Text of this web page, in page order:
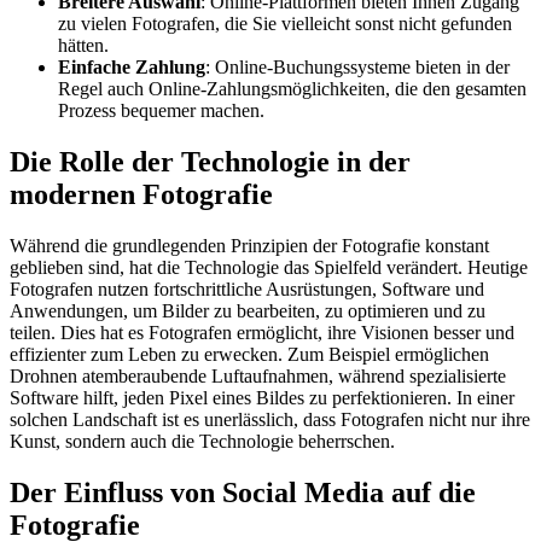
zu vielen Fotografen, die Sie vielleicht sonst nicht gefunden
hätten.
Einfache Zahlung: Online-Buchungssysteme bieten in der
Regel auch Online-Zahlungsmöglichkeiten, die den gesamten
Prozess bequemer machen.
Die Rolle der Technologie in der
modernen Fotografie
Während die grundlegenden Prinzipien der Fotografie konstant
geblieben sind, hat die Technologie das Spielfeld verändert. Heutige
Fotografen nutzen fortschrittliche Ausrüstungen, Software und
Anwendungen, um Bilder zu bearbeiten, zu optimieren und zu
teilen. Dies hat es Fotografen ermöglicht, ihre Visionen besser und
effizienter zum Leben zu erwecken. Zum Beispiel ermöglichen
Drohnen atemberaubende Luftaufnahmen, während spezialisierte
Software hilft, jeden Pixel eines Bildes zu perfektionieren. In einer
solchen Landschaft ist es unerlässlich, dass Fotografen nicht nur ihre
Kunst, sondern auch die Technologie beherrschen.
Der Einfluss von Social Media auf die
Fotografie